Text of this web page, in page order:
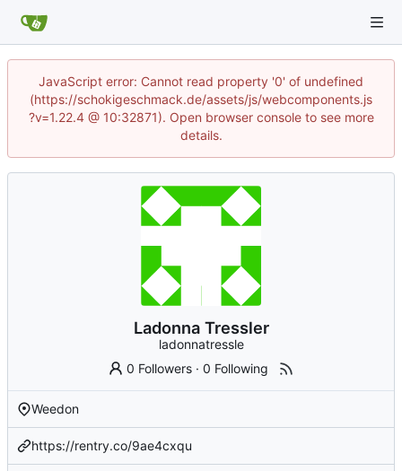
JavaScript error: Cannot read property '0' of undefined
(https://schokigeschmack.de/assets/js/webcomponents.js
?v=1.22.4 @ 10:32871). Open browser console to see more
details.
Ladonna Tressler
ladonnatressle
0 Followers ·0 Following
Weedon
https://rentry.co/9ae4cxqu